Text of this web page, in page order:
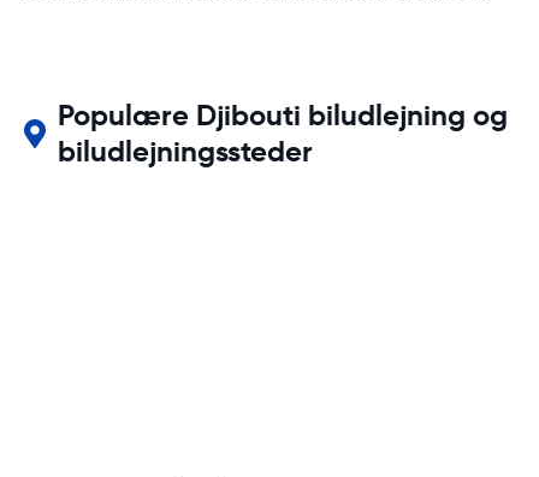
Populære Djibouti biludlejning og
biludlejningssteder